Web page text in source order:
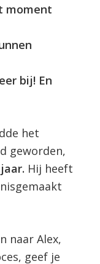
moment
bij! En
het
geworden,
Hij heeft
naar Alex,
geef je